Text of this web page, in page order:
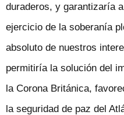
duraderos, y garantizaría
ejercicio de la soberanía
absoluto de nuestros
permitiría la solución del
la Corona Británica,
la seguridad de paz del